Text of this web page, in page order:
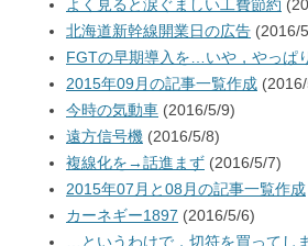
よく見ると涙ぐましい工費節約
北海道新幹線開業日の広告 (2016/
FGTの早期導入を…いや，やっぱ
2015年09月の記事一覧作成
今時の気動車 (2016/5/9)
遠方信号機 (2016/5/8)
複線化を→話進まず (2016/5/7)
2015年07月と08月の記事一覧作成
カーネギー1897 (2016/5/6)
…というわけで，切符を買ってし